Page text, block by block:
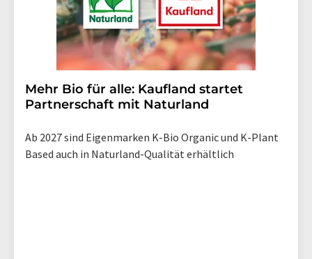
Mehr Bio für alle: Kaufland startet
Partnerschaft mit Naturland
Ab 2027 sind Eigenmarken K-Bio Organic und K-Plant
Based auch in Naturland-Qualität erhältlich